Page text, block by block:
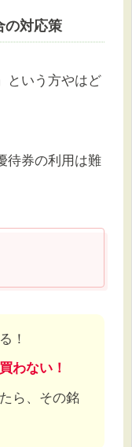
の対応策
という方やはど
待券の利用は難
！
わない！
ら、その銘